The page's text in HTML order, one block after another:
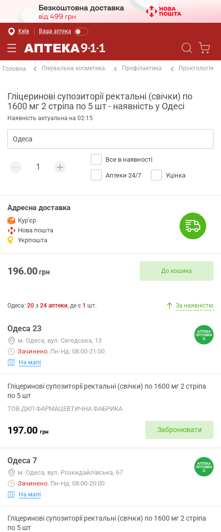
Київ Ваша аптека
Головна Лікувальна косметика Профілактика Проктологія
Гліцеринові супозиторії ректальні (свічки) по
1600 мг 2 стріпа по 5 шт - наявність у Одесі
Наявність актуальна на 02:15
Все в наявності
Аптеки 24/7 Уцінка
Адресна доставка
Кур'єр
Нова пошта
Укрпошта
196.00грн До кошика
Одеса: 20 з 24 аптеки, де є 1 шт. За наявністю
Одеса 23
м. Одеса, вул. Сегедська, 13
Зачинено. Пн-Нд: 08:00-21:00
На мапі
Гліцеринові супозиторії ректальні (свічки) по 1600 мг 2 стріпа
по 5 шт
ТОВ ДКП ФАРМАЦЕВТИЧНА ФАБРИКА
197.00 грн Забронювати
Одеса 7
м. Одеса, вул. Розкидайлівська, 67
Зачинено. Пн-Нд: 08:00-20:00
На мапі
Гліцеринові супозиторії ректальні (свічки) по 1600 мг 2 стріпа
по 5 шт